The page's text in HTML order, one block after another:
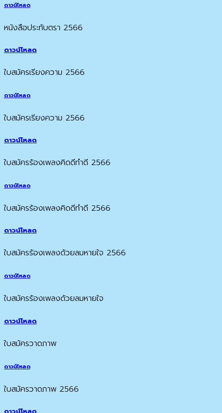
ดาวน์โหลด
หนังสือประทับตรา 2566
ดาวน์โหลด
ใบสมัครเรียงความ 2566
ดาวน์โหลด
ใบสมัครเรียงความ 2566
ดาวน์โหลด
ใบสมัครร้องเพลงคิดดีทำดี 2566
ดาวน์โหลด
ใบสมัครร้องเพลงคิดดีทำดี 2566
ดาวน์โหลด
ใบสมัครร้องเพลงด้วยลมหายใจ 2566
ดาวน์โหลด
ใบสมัครร้องเพลงด้วยลมหายใจ
ดาวน์โหลด
ใบสมัครวาดภาพ
ดาวน์โหลด
ใบสมัครวาดภาพ 2566